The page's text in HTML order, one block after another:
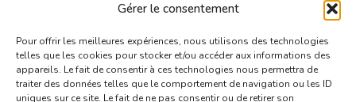
Gérer le consentement
Pour offrir les meilleures expériences, nous utilisons des technologies
telles que les cookies pour stocker et/ou accéder aux informations des
appareils. Le fait de consentir à ces technologies nous permettra de
traiter des données telles que le comportement de navigation ou les ID
uniques sur ce site. Le fait de ne pas consentir ou de retirer son
Read the article on MultiLingual